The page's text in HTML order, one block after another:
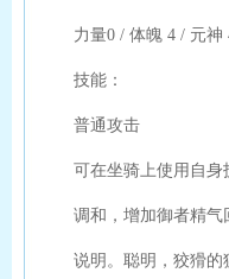
力量0 / 体魄 4 / 元神
技能：
普通攻击
可在坐骑上使用自身
调和，增加御者精气
说明。聪明，狡猾